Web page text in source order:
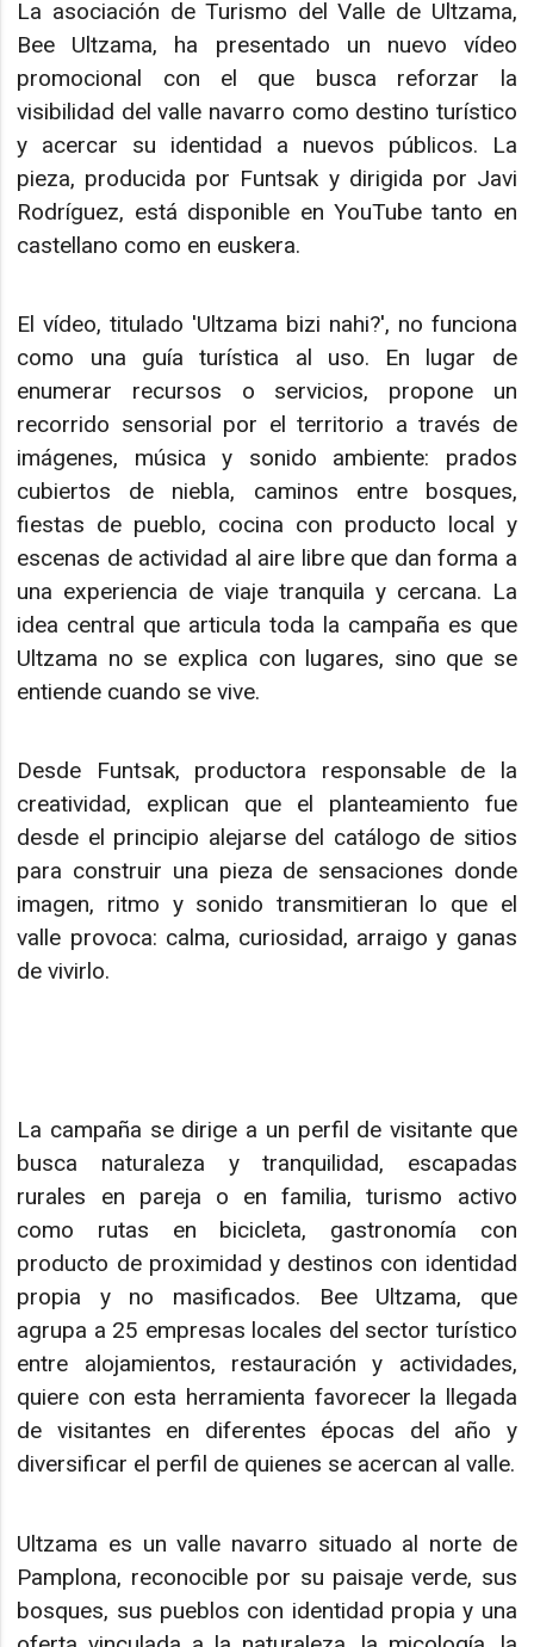
La asociación de Turismo del Valle de Ultzama,
Bee Ultzama, ha presentado un nuevo vídeo
promocional con el que busca reforzar la
visibilidad del valle navarro como destino turístico
y acercar su identidad a nuevos públicos. La
pieza, producida por Funtsak y dirigida por Javi
Rodríguez, está disponible en YouTube tanto en
castellano como en euskera.
El vídeo, titulado 'Ultzama bizi nahi?', no funciona
como una guía turística al uso. En lugar de
enumerar recursos o servicios, propone un
recorrido sensorial por el territorio a través de
imágenes, música y sonido ambiente: prados
cubiertos de niebla, caminos entre bosques,
fiestas de pueblo, cocina con producto local y
escenas de actividad al aire libre que dan forma a
una experiencia de viaje tranquila y cercana. La
idea central que articula toda la campaña es que
Ultzama no se explica con lugares, sino que se
entiende cuando se vive.
Desde Funtsak, productora responsable de la
creatividad, explican que el planteamiento fue
desde el principio alejarse del catálogo de sitios
para construir una pieza de sensaciones donde
imagen, ritmo y sonido transmitieran lo que el
valle provoca: calma, curiosidad, arraigo y ganas
de vivirlo.
La campaña se dirige a un perfil de visitante que
busca naturaleza y tranquilidad, escapadas
rurales en pareja o en familia, turismo activo
como rutas en bicicleta, gastronomía con
producto de proximidad y destinos con identidad
propia y no masificados. Bee Ultzama, que
agrupa a 25 empresas locales del sector turístico
entre alojamientos, restauración y actividades,
quiere con esta herramienta favorecer la llegada
de visitantes en diferentes épocas del año y
diversificar el perfil de quienes se acercan al valle.
Ultzama es un valle navarro situado al norte de
Pamplona, reconocible por su paisaje verde, sus
bosques, sus pueblos con identidad propia y una